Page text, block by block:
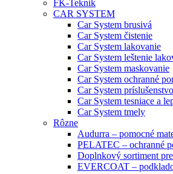
FK-Teknik
CAR SYSTEM
Car System brusivá
Car System čistenie
Car System lakovanie
Car System leštenie
Car System maskovanie
Car System ochranné
Car System
Car System tesniace a
Car System tmely
Rôzne
Audurra – pomocné
PELATEC – ochranné
Doplnkový sortiment
EVERCOAT –